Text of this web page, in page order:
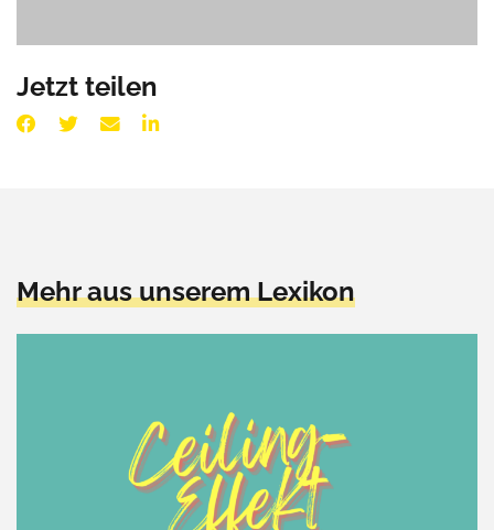
Jetzt teilen
Mehr aus unserem Lexikon